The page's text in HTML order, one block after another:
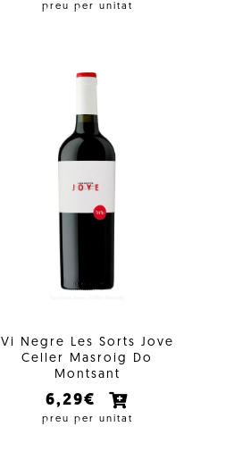
preu per unitat
Vi Negre Les Sorts Jove
Celler Masroig Do
Montsant
6,29€
preu per unitat